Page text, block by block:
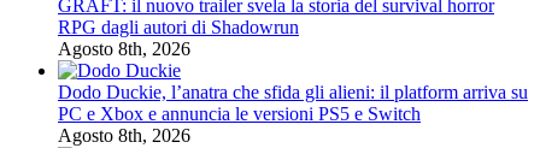
GRAFT: il nuovo trailer svela la storia del survival horror
RPG dagli autori di Shadowrun
Agosto 8th, 2026
Dodo Duckie, l’anatra che sfida gli alieni: il platform arriva su
PC e Xbox e annuncia le versioni PS5 e Switch
Agosto 8th, 2026